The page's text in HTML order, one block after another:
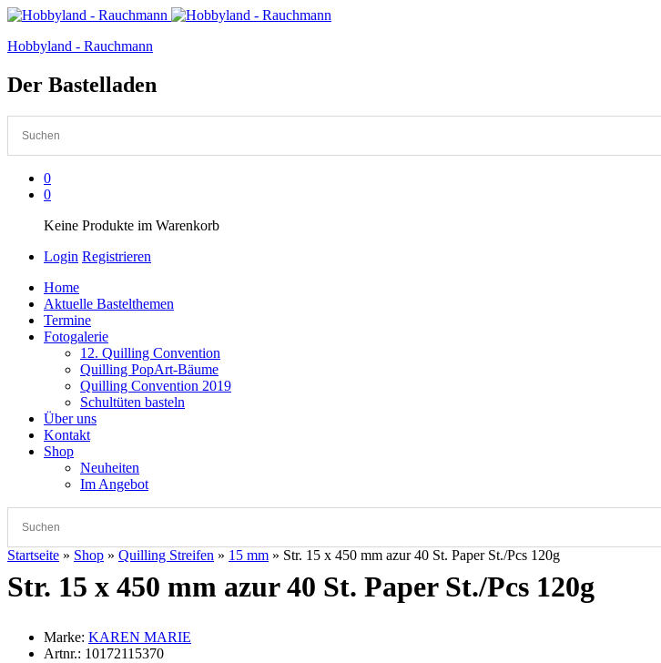
Hobbyland - Rauchmann
Der Bastelladen
0
0
Keine Produkte im Warenkorb
Login Registrieren
Home
Aktuelle Bastelthemen
Termine
Fotogalerie
12. Quilling Convention
Quilling PopArt-Bäume
Quilling Convention 2019
Schultüten basteln
Über uns
Kontakt
Shop
Neuheiten
Im Angebot
Startseite » Shop » Quilling Streifen » 15 mm » Str. 15 x 450 mm azur 40 St. Paper St./Pcs 120g
Str. 15 x 450 mm azur 40 St. Paper St./Pcs 120g
Marke: KAREN MARIE
Artnr.: 10172115370